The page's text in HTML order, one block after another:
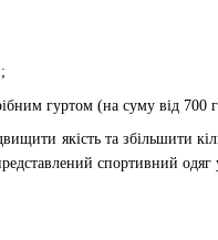
гуртом (на суму від 700
якість та збільшити
спортивний